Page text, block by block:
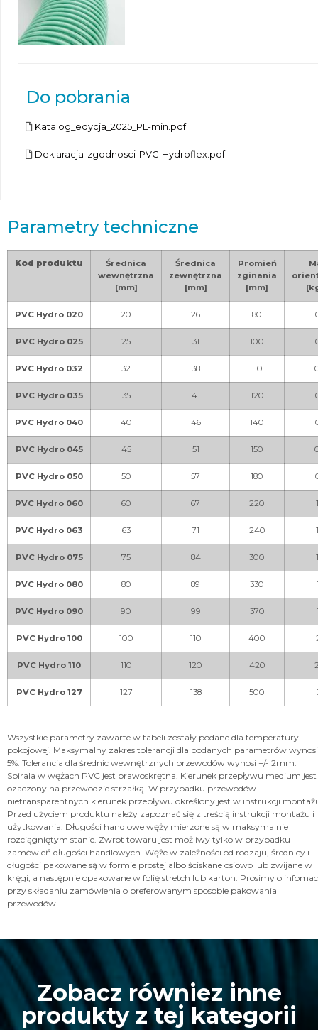
Do pobrania
Katalog_edycja_2025_PL-min.pdf
Deklaracja-zgodnosci-PVC-Hydroflex.pdf
Parametry techniczne
Kod produktu
Średnica
wewnętrzna
[mm]
Średnica
zewnętrzna
[mm]
Promień
zginania
[mm]
PVC Hydro 020 20 26 80
PVC Hydro 025 25 31 100
PVC Hydro 032 32 38 110
PVC Hydro 035 35 41 120
PVC Hydro 040 40 46 140
PVC Hydro 045 45 51 150
PVC Hydro 050 50 57 180
PVC Hydro 060 60 67 220
PVC Hydro 063 63 71 240
PVC Hydro 075 75 84 300
PVC Hydro 080 80 89 330
PVC Hydro 090 90 99 370
PVC Hydro 100 100 110 400
PVC Hydro 110 110 120 420
PVC Hydro 127 127 138 500
Wszystkie parametry zawarte w tabeli zostały podane dla temperatury
pokojowej. Maksymalny zakres tolerancji dla podanych parametrów wynosi
5%. Tolerancja dla średnic wewnętrznych przewodów wynosi +/- 2mm.
Spirala w wężach PVC jest prawoskrętna. Kierunek przepływu medium jest
ozaczony na przewodzie strzałką. W przypadku przewodów
nietransparentnych kierunek przepływu określony jest w instrukcji
Przed użyciem produktu należy zapoznać się z treścią instrukcji montażu i
użytkowania. Długości handlowe węży mierzone są w maksymalnie
rozciągniętym stanie. Zwrot towaru jest możliwy tylko w przypadku
zamówień długości handlowych. Węże w zależności od rodzaju, średnicy i
długości pakowane są w formie prostej albo ściskane osiowo lub zwijane w
kręgi, a następnie opakowane w folię stretch lub karton. Prosimy o
przy składaniu zamówienia o preferowanym sposobie pakowania
przewodów.
Zobacz równiez inne
produkty z tej kategorii